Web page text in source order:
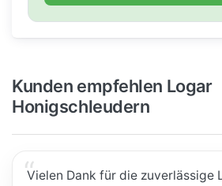
Kunden empfehlen Logar
Honigschleudern
Vielen Dank für die zuverlässige